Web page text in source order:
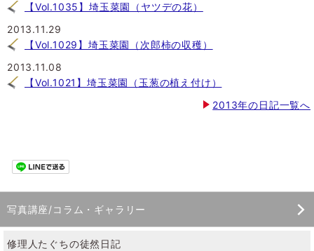
【Vol.1035】埼玉菜園（ヤツデの花）
2013.11.29
【Vol.1029】埼玉菜園（次郎柿の収穫）
2013.11.08
【Vol.1021】埼玉菜園（玉葱の植え付け）
2013年の日記一覧へ
写真講座/コラム・ギャラリー
修理人たぐちの徒然日記